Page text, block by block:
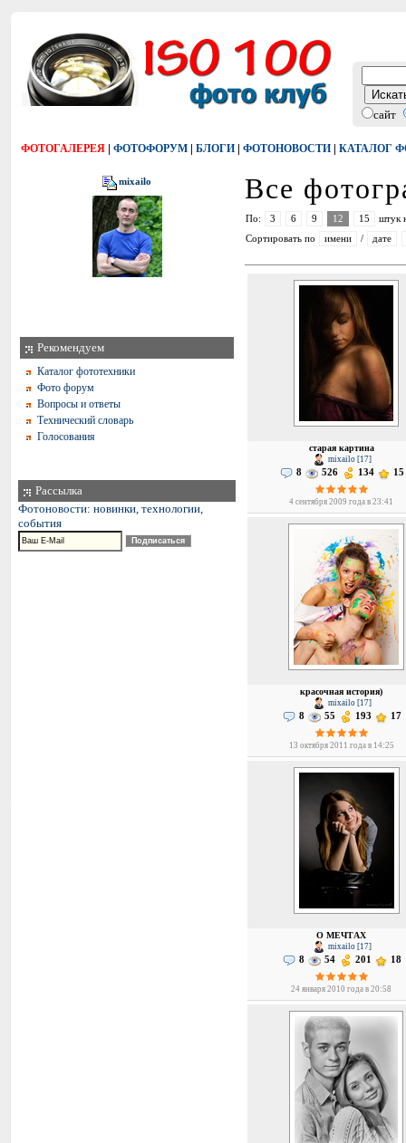
сайт
ФОТОГАЛЕРЕЯ | ФОТОФОРУМ | БЛОГИ | ФОТОНОВОСТИ | КАТАЛОГ
mixailo
Рекомендуем
Каталог фототехники
Фото форум
Вопросы и ответы
Технический словарь
Голосования
Рассылка
Фотоновости: новинки, технологии,
события
Все
По: 3 6 9 12 15
штук
Сортировать по
имени / дате
старая картина
mixailo [17]
8 526 134 15
4 сентября 2009 года в 23:41
красочная история)
mixailo [17]
8 55 193 17
13 октября 2011 года в 14:25
О МЕЧТАХ
mixailo [17]
8 54 201 18
24 января 2010 года в 20:58